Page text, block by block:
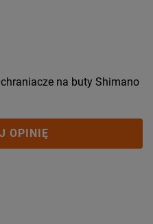
na buty Shimano
OPINIĘ